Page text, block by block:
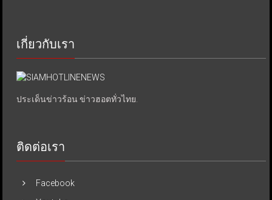
เกี่ยวกับเรา
ประเด็นข่าวร้อน ข่าวฮอตทั่วไทย.
ติดต่อเรา
Facebook